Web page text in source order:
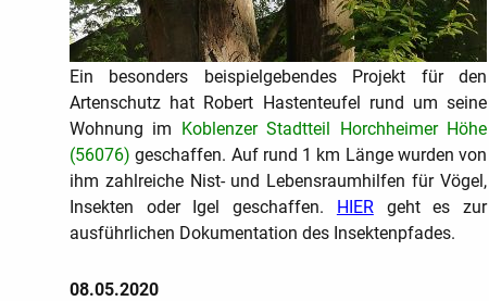
Ein besonders beispielgebendes Projekt für den
Artenschutz hat Robert Hastenteufel rund um seine
Wohnung im Koblenzer Stadtteil Horchheimer Höhe
(56076) geschaffen. Auf rund 1 km Länge wurden von
ihm zahlreiche Nist- und Lebensraumhilfen für Vögel,
Insekten oder Igel geschaffen. HIER geht es zur
ausführlichen Dokumentation des Insektenpfades.
08.05.2020